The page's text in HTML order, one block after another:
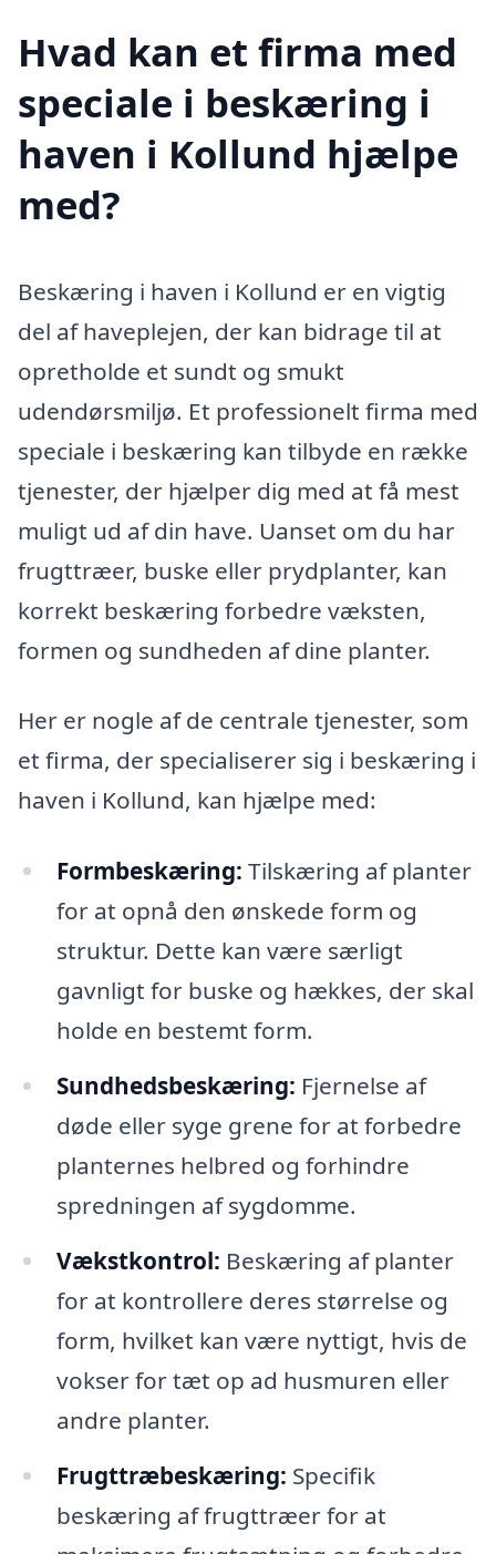
Hvad kan et firma med
speciale i beskæring i
haven i Kollund hjælpe
med?
Beskæring i haven i Kollund er en vigtig
del af haveplejen, der kan bidrage til at
opretholde et sundt og smukt
udendørsmiljø. Et professionelt firma med
speciale i beskæring kan tilbyde en række
tjenester, der hjælper dig med at få mest
muligt ud af din have. Uanset om du har
frugttræer, buske eller prydplanter, kan
korrekt beskæring forbedre væksten,
formen og sundheden af dine planter.
Her er nogle af de centrale tjenester, som
et firma, der specialiserer sig i beskæring i
haven i Kollund, kan hjælpe med:
Formbeskæring: Tilskæring af planter
for at opnå den ønskede form og
struktur. Dette kan være særligt
gavnligt for buske og hækkes, der skal
holde en bestemt form.
Sundhedsbeskæring: Fjernelse af
døde eller syge grene for at forbedre
planternes helbred og forhindre
spredningen af sygdomme.
Vækstkontrol: Beskæring af planter
for at kontrollere deres størrelse og
form, hvilket kan være nyttigt, hvis de
vokser for tæt op ad husmuren eller
andre planter.
Frugttræbeskæring: Specifik
beskæring af frugttræer for at